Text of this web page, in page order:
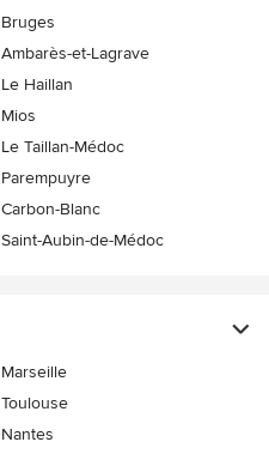
Bruges
Ambarès-et-Lagrave
Le Haillan
Mios
Le Taillan-Médoc
Parempuyre
Carbon-Blanc
Saint-Aubin-de-Médoc
Marseille
Toulouse
Nantes